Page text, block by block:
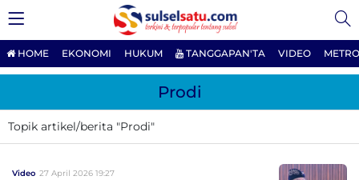
HOME EKONOMI HUKUM TANGGAPAN'TA VIDEO
Prodi
Topik artikel/berita "Prodi"
Video 27 April 2026 19:27